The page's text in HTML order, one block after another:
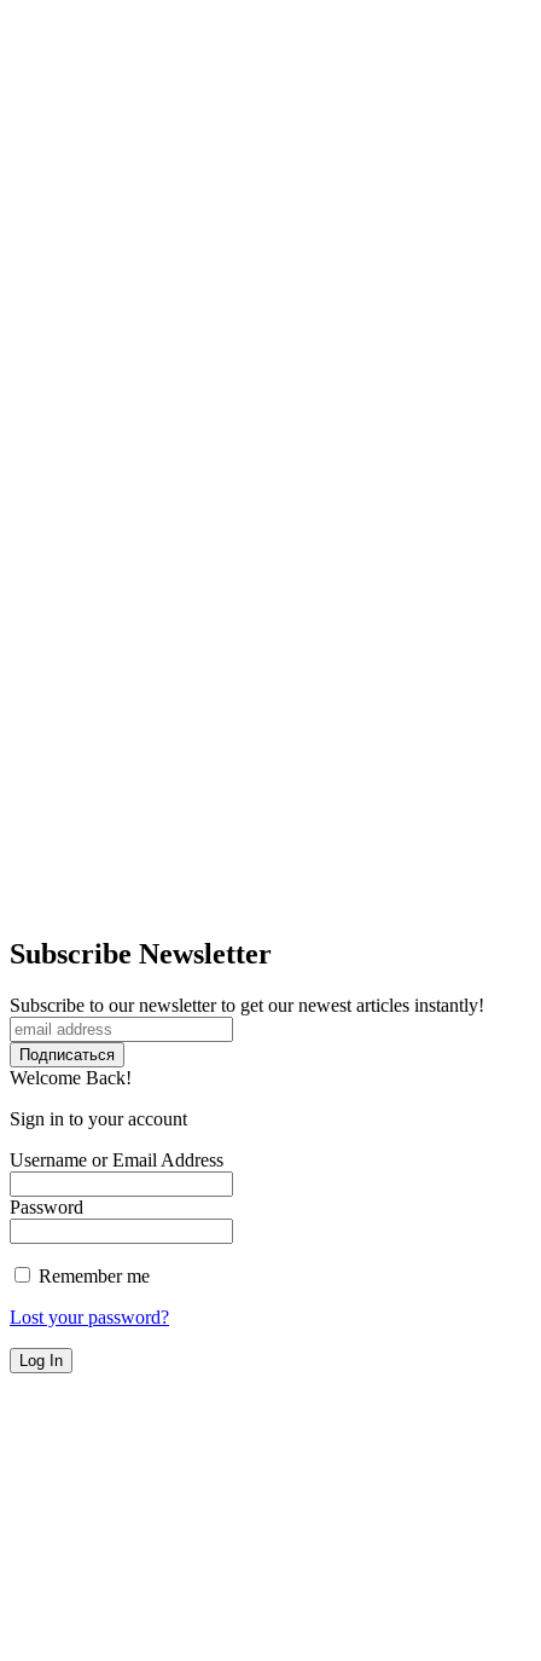
Subscribe Newsletter
Subscribe to our newsletter to get our newest articles instantly!
Welcome Back!
Sign in to your account
Username or Email Address
Password
Remember me
Lost your password?